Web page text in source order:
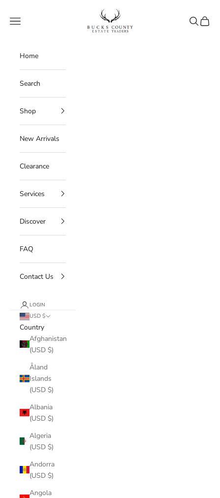
Bucks County Estate Traders
Navigation menu
Search
Cart
Home
Search
Shop
New Arrivals
Clearance
Services
Discover
FAQ
Contact Us
LOGIN
USD $
Country
Afghanistan
(USD $)
Åland
Islands
(USD $)
Albania
(USD $)
Algeria
(USD $)
Andorra
(USD $)
Angola